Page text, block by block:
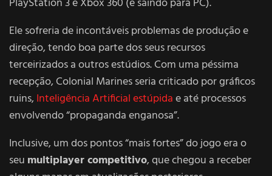
Ele sofreria de incontáveis problemas de produção e
direção, tendo boa parte dos seus recursos
terceirizados a outros estúdios. Com uma péssima
recepção, Colonial Marines seria criticado por gráficos
ruins,Inteligência Artificial estúpidae até processos
envolvendo “propaganda enganosa”.
Inclusive, um dos pontos “mais fortes” do jogo era o
seu multiplayer competitivo, que chegou a receber